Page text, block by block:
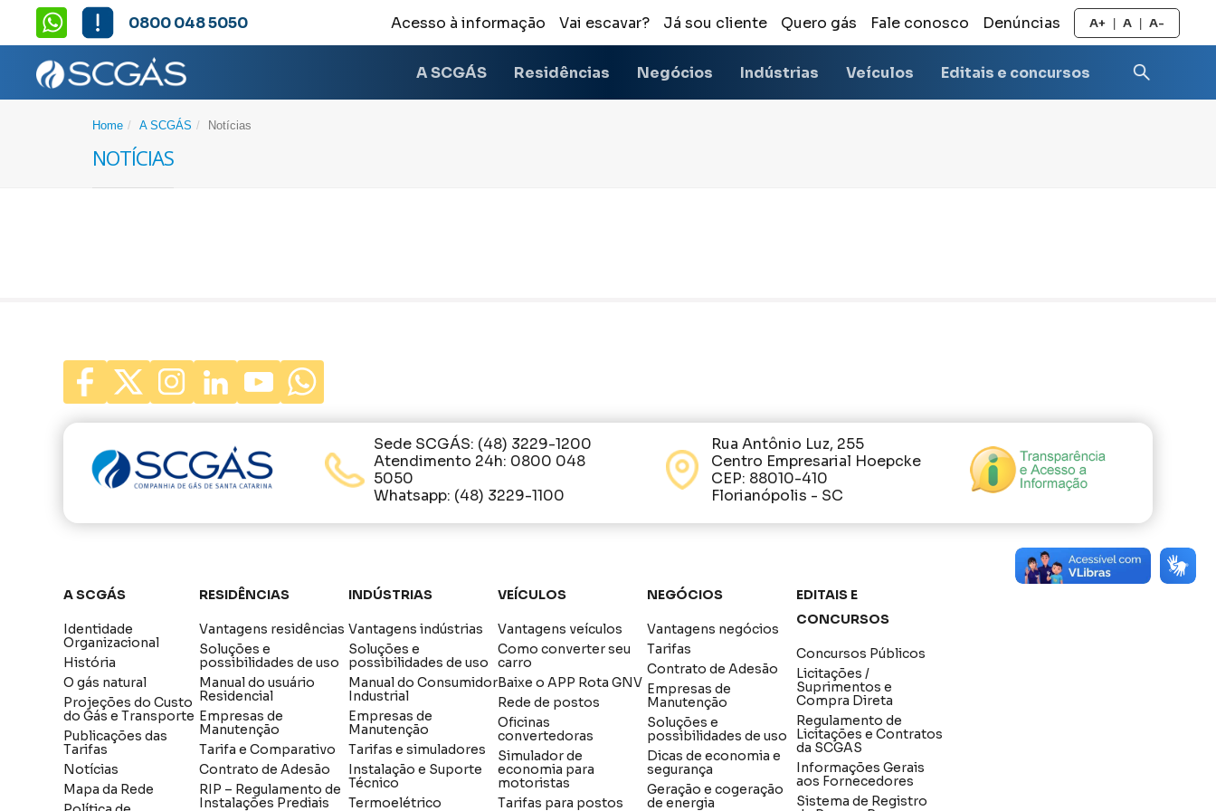
0800 048 5050 Acesso à informação Vai escavar? Já sou cliente Quero gás Fale conosco Denúncias A+ | A | A-
A SCGÁS Residências Negócios Indústrias Veículos Editais e concursos
Home A SCGÁS Notícias
Notícias
Sede SCGÁS: (48) 3229-1200
Atendimento 24h: 0800 048
5050
Whatsapp: (48) 3229-1100
Rua Antônio Luz, 255
Centro Empresarial Hoepcke
CEP: 88010-410
Florianópolis - SC
A SCGÁS
Identidade
Organizacional
História
O gás natural
Projeções do Custo
do Gás e Transporte
Publicações das
Tarifas
Notícias
Mapa da Rede
Residências
Vantagens residências
Soluções e
possibilidades de uso
Manual do usuário
Residencial
Empresas de
Manutenção
Tarifa e Comparativo
Contrato de Adesão
RIP – Regulamento de
Instalações Prediais
Indústrias
Vantagens indústrias
Soluções e
possibilidades de uso
Manual do Consumidor
Industrial
Empresas de
Manutenção
Tarifas e simuladores
Instalação e Suporte
Técnico
Termoelétrico
Veículos
Vantagens veículos
Como converter seu
carro
Baixe o APP Rota GNV
Rede de postos
Oficinas
convertedoras
Simulador de
economia para
motoristas
Tarifas para postos
Negócios
Vantagens negócios
Tarifas
Contrato de Adesão
Empresas de
Manutenção
Soluções e
possibilidades de uso
Dicas de economia e
segurança
Geração e cogeração
de energia
Editais e
Concursos
Concursos Públicos
Licitações /
Suprimentos e
Compra Direta
Regulamento de
Licitações e Contratos
da SCGAS
Informações Gerais
aos Fornecedores
Sistema de Registro